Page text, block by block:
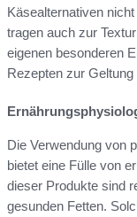
Käsealternativen
tragen auch zur
eigenen besonderen
Rezepten zur
Die Verwendung von
bietet eine Fülle von
dieser Produkte sind
gesunden Fetten.